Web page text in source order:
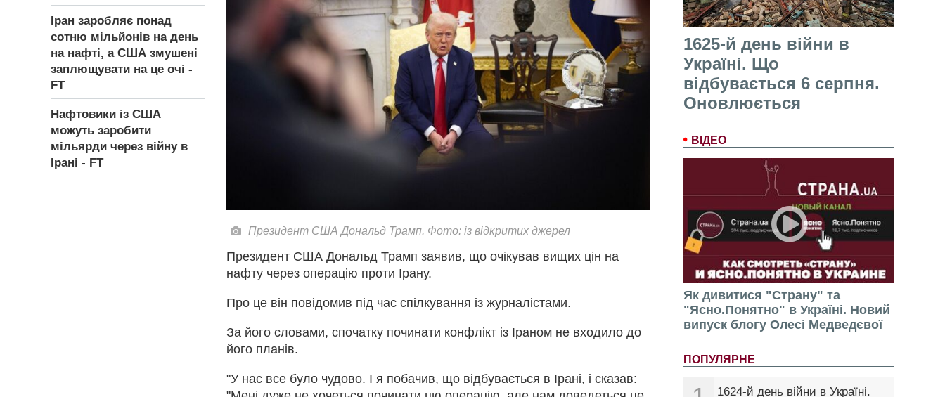
1625-й день війни в
Україні. Що
відбувається 6 серпня.
Оновлюється
ВІДЕО
Як дивитися "Страну" та
"Ясно.Понятно" в Україні. Новий
випуск блогу Олесі Медведєвої
ПОПУЛЯРНЕ
1624-й день війни в Україні.
Іран заробляє понад
сотню мільйонів на день
на нафті, а США змушені
заплющувати на це очі -
FT
Нафтовики із США
можуть заробити
мільярди через війну в
Ірані - FT
Президент США Дональд Трамп. Фото: із відкритих джерел
Президент США Дональд Трамп заявив, що очікував вищих цін на
нафту через операцію проти Ірану.
Про це він повідомив під час спілкування із журналістами.
За його словами, спочатку починати конфлікт із Іраном не входило до
його планів.
"У нас все було чудово. І я побачив, що відбувається в Ірані, і сказав: